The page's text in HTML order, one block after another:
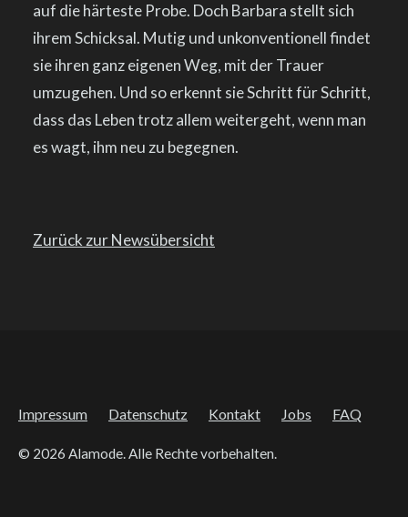
auf die härteste Probe. Doch Barbara stellt sich
ihrem Schicksal. Mutig und unkonventionell findet
sie ihren ganz eigenen Weg, mit der Trauer
umzugehen. Und so erkennt sie Schritt für Schritt,
dass das Leben trotz allem weitergeht, wenn man
es wagt, ihm neu zu begegnen.
Zurück zur Newsübersicht
Impressum Datenschutz Kontakt Jobs FAQ
© 2026 Alamode. Alle Rechte vorbehalten.